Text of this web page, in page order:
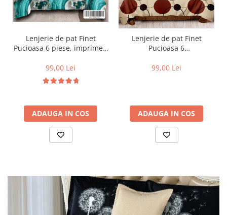
Lenjerie de pat Finet
Pucioasa 6 piese, imprimeu
alb și auriu-R619
99,00 Lei
ADAUGA IN COS
Lenjerie de pat Finet
Pucioasa 6
si buline-R369
99,00 Lei
ADAUGA IN COS